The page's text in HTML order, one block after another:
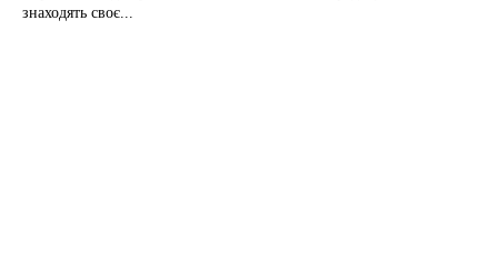
знаходять своє...